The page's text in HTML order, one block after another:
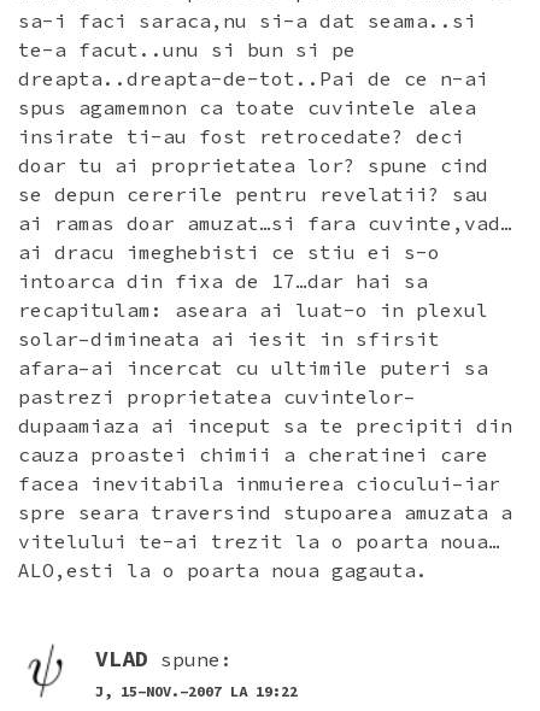
sa-i faci saraca,nu si-a dat seama..si
te-a facut..unu si bun si pe
dreapta..dreapta-de-tot..Pai de ce n-ai
spus agamemnon ca toate cuvintele alea
insirate ti-au fost retrocedate? deci
doar tu ai proprietatea lor? spune cind
se depun cererile pentru revelatii? sau
ai ramas doar amuzat…si fara cuvinte,vad…
ai dracu imeghebisti ce stiu ei s-o
intoarca din fixa de 17…dar hai sa
recapitulam: aseara ai luat-o in plexul
solar–dimineata ai iesit in sfirsit
afara–ai incercat cu ultimile puteri sa
pastrezi proprietatea cuvintelor–
dupaamiaza ai inceput sa te precipiti din
cauza proastei chimii a cheratinei care
facea inevitabila inmuierea ciocului–iar
spre seara traversind stupoarea amuzata a
vitelului te-ai trezit la o poarta noua…
ALO,esti la o poarta noua gagauta.
VLAD spune:
J, 15-NOV.-2007 LA 19:22